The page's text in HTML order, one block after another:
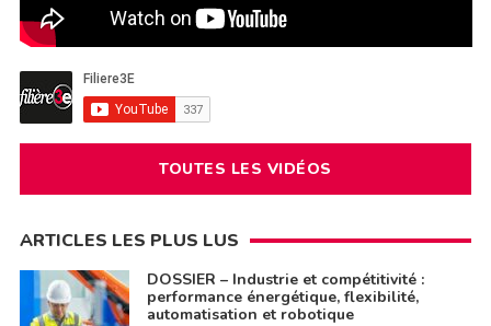
TOUTES LES VIDÉOS
ARTICLES LES PLUS LUS
DOSSIER – Industrie et compétitivité :
performance énergétique, flexibilité,
automatisation et robotique